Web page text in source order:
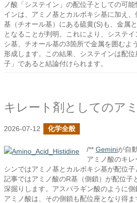
ノ酸「システイン」の配位子としての可
インは、アミノ基とカルボキシ基に加え
基（チオール基）にある硫黄(S)も、金属
となることが判明。これにより、システ
シ基、チオール基の3箇所で金属を囲むよ
形成します。この結果、システインは配
子」であると結論付けられます。
2026-07-12 化学全般
/** Geminiが自
アミノ酸のキ
シンではアミノ基とカルボキシ基が配位
記事ではアミノ酸のR基（側鎖）が配位子
深掘りします。アスパラギン酸のように
アミノ酸は、その側鎖も配位座となり得ま